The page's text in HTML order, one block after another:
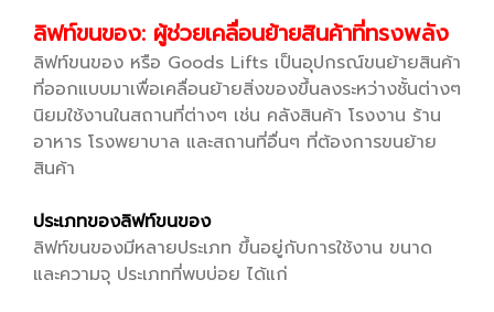
ลิฟท์ขนของ: ผู้ช่วยเคลื่อนย้ายสินค้าที่ทรงพลัง
ลิฟท์ขนของ หรือ Goods Lifts เป็นอุปกรณ์ขนย้ายสินค้า
ที่ออกแบบมาเพื่อเคลื่อนย้ายสิ่งของขึ้นลงระหว่างชั้นต่างๆ
นิยมใช้งานในสถานที่ต่างๆ เช่น คลังสินค้า โรงงาน ร้าน
อาหาร โรงพยาบาล และสถานที่อื่นๆ ที่ต้องการขนย้าย
สินค้า
ประเภทของลิฟท์ขนของ
ลิฟท์ขนของมีหลายประเภท ขึ้นอยู่กับการใช้งาน ขนาด
และความจุ ประเภทที่พบบ่อย ได้แก่